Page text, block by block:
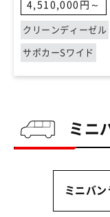
4,510,000円～
クリーンディーゼル
サポカーSワイド
ミニ
ミニバ